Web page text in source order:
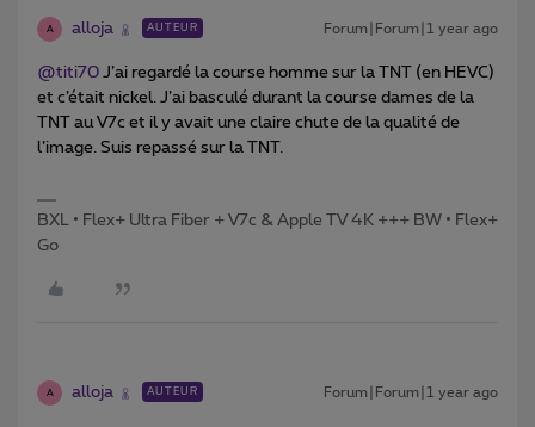
A alloja AUTEUR Forum|Forum|1 year ago
@titi70 J’ai regardé la course homme sur la TNT (en HEVC)
et c’était nickel. J’ai basculé durant la course dames de la
TNT au V7c et il y avait une claire chute de la qualité de
l’image. Suis repassé sur la TNT.
BXL • Flex+ Ultra Fiber + V7c & Apple TV 4K +++ BW • Flex+
Go
A alloja AUTEUR Forum|Forum|1 year ago